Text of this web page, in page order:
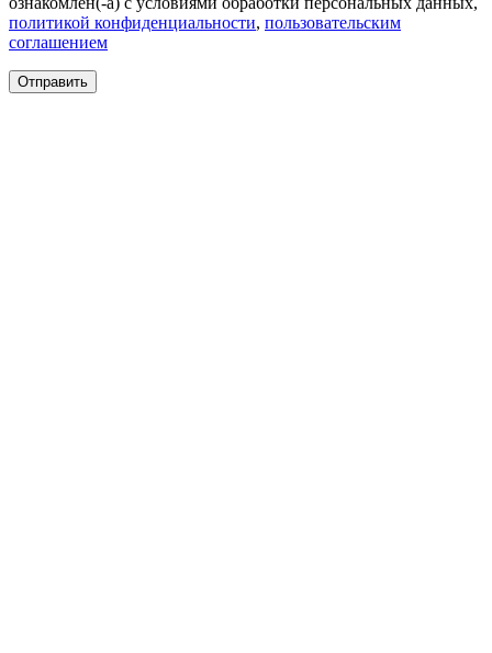
политикой конфиденциальности, пользовательским
соглашением